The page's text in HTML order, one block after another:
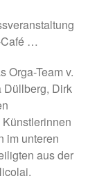
Café …
Orga-Team v.
Düllberg, Dirk
im unteren
aus der